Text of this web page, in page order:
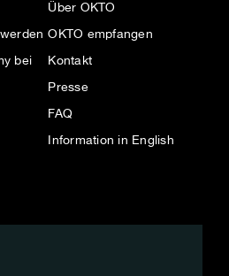
bei
Über OKTO
OKTO empfangen
Kontakt
Presse
FAQ
Information in English